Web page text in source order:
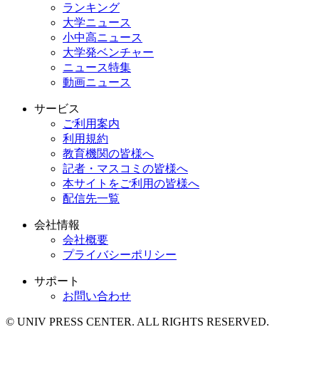
ランキング
大学ニュース
小中高ニュース
大学発ベンチャー
ニュース特集
動画ニュース
サービス
ご利用案内
利用規約
教育機関の皆様へ
記者・マスコミの皆様へ
本サイトをご利用の皆様へ
配信先一覧
会社情報
会社概要
プライバシーポリシー
サポート
お問い合わせ
© UNIV PRESS CENTER. ALL RIGHTS RESERVED.